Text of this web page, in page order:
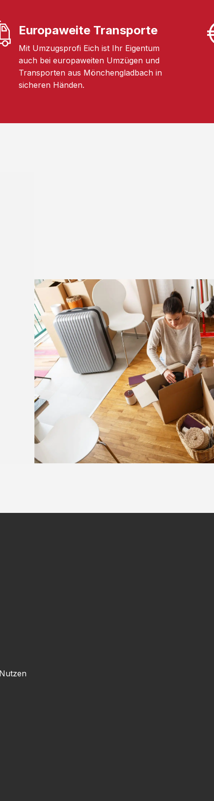
Europaweite Transporte
Mit Umzugsprofi Eich ist Ihr Eigentum
auch bei europaweiten Umzügen und
Transporten aus Mönchengladbach in
sicheren Händen.